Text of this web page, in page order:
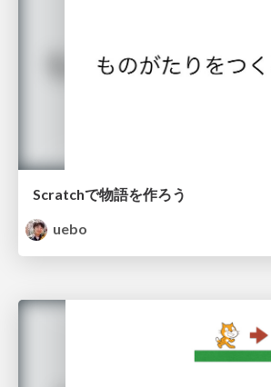
Scratchで物語を作ろう
uebo